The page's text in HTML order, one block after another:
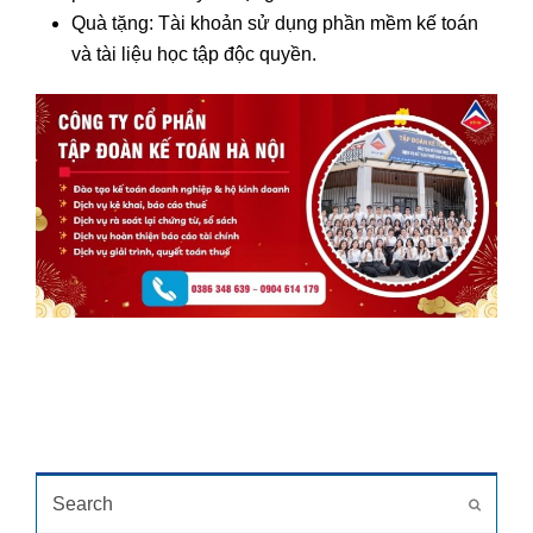
Quà tặng: Tài khoản sử dụng phần mềm kế toán
và tài liệu học tập độc quyền.